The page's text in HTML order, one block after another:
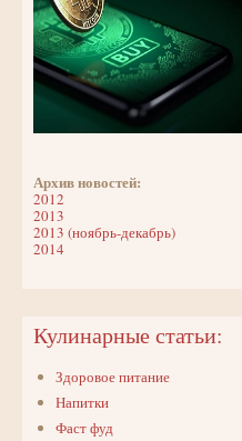
Архив новостей:
2012
2013
2013 (ноябрь-декабрь)
2014
Кулинарные статьи:
Здоровое питание
Напитки
Фаст фуд